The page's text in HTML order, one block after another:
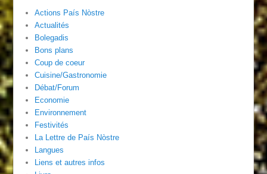
Actions País Nòstre
Actualités
Bolegadis
Bons plans
Coup de coeur
Cuisine/Gastronomie
Débat/Forum
Economie
Environnement
Festivités
La Lettre de País Nòstre
Langues
Liens et autres infos